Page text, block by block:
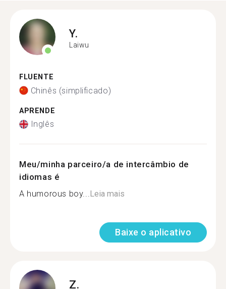
Y.
Laiwu
FLUENTE
Chinês (simplificado)
APRENDE
Inglês
Meu/minha parceiro/a de intercâmbio de
idiomas é
A humorous boy...Leia mais
Baixe o aplicativo
Z.